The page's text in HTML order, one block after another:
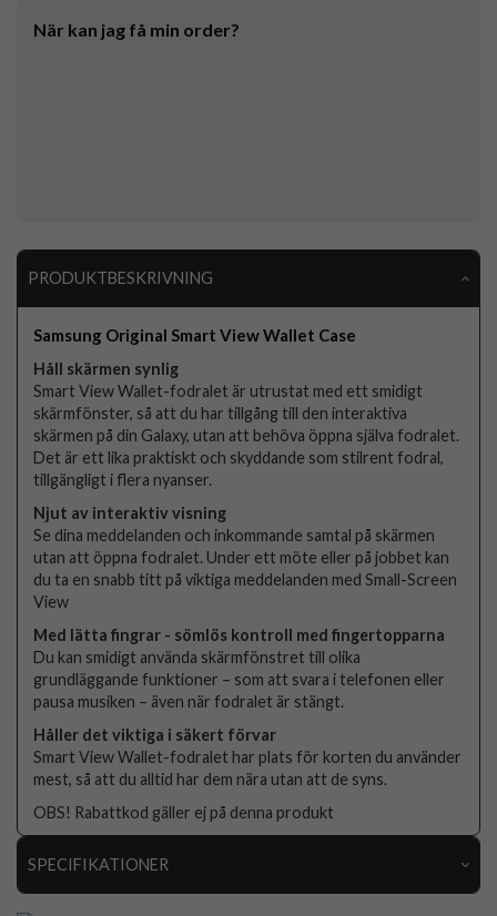
När kan jag få min order?
PRODUKTBESKRIVNING
Samsung Original Smart View Wallet Case
Håll skärmen synlig
Smart View Wallet-fodralet är utrustat med ett smidigt
skärmfönster, så att du har tillgång till den interaktiva
skärmen på din Galaxy, utan att behöva öppna själva fodralet.
Det är ett lika praktiskt och skyddande som stilrent fodral,
tillgängligt i flera nyanser.
Njut av interaktiv visning
Se dina meddelanden och inkommande samtal på skärmen
utan att öppna fodralet. Under ett möte eller på jobbet kan
du ta en snabb titt på viktiga meddelanden med Small-Screen
View
Med lätta fingrar - sömlös kontroll med fingertopparna
Du kan smidigt använda skärmfönstret till olika
grundläggande funktioner – som att svara i telefonen eller
pausa musiken – även när fodralet är stängt.
Håller det viktiga i säkert förvar
Smart View Wallet-fodralet har plats för korten du använder
mest, så att du alltid har dem nära utan att de syns.
OBS! Rabattkod gäller ej på denna produkt
SPECIFIKATIONER